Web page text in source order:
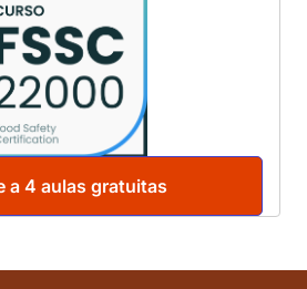
a 4 aulas gratuitas